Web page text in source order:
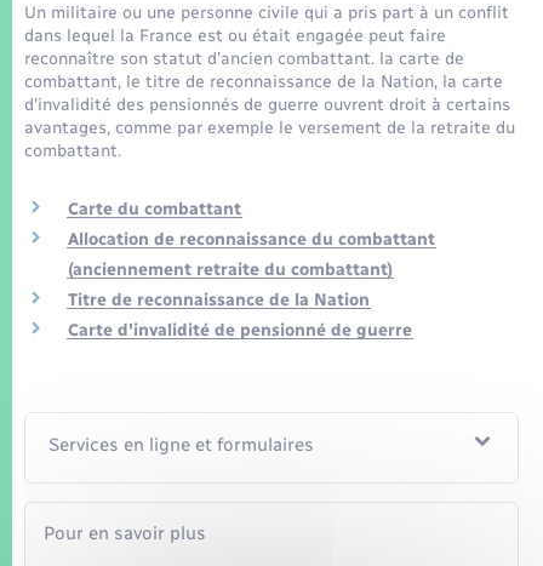
Seniors
Transports
Un militaire ou une personne civile qui a pris part à un conflit
dans lequel la France est ou était engagée peut faire
reconnaître son statut d'ancien combattant. la carte de
combattant, le titre de reconnaissance de la Nation, la carte
d'invalidité des pensionnés de guerre ouvrent droit à certains
avantages, comme par exemple le versement de la retraite du
combattant.
Carte du combattant
Allocation de reconnaissance du combattant
(anciennement retraite du combattant)
Titre de reconnaissance de la Nation
Carte d'invalidité de pensionné de guerre
Services en ligne et formulaires
Pour en savoir plus